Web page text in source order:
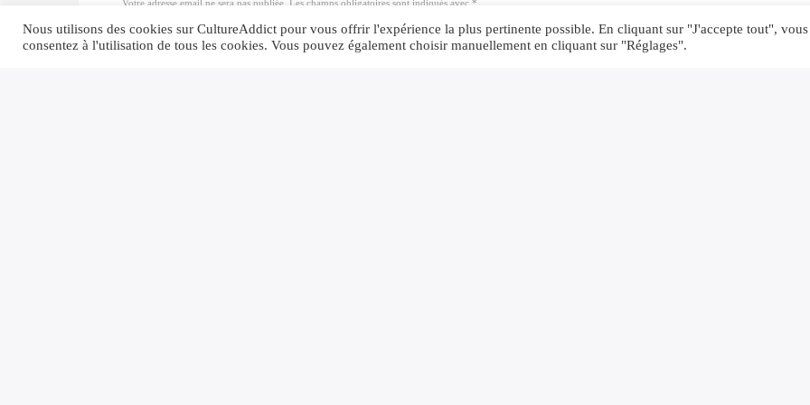
Votre adresse email ne sera pas publiée. Les champs obligatoires sont indiqués avec *
Nous utilisons des cookies sur CultureAddict pour vous offrir l'expérience la plus pertinente possible. En cliquant sur "J'accepte tout", vous
consentez à l'utilisation de tous les cookies. Vous pouvez également choisir manuellement en cliquant sur "Réglages".